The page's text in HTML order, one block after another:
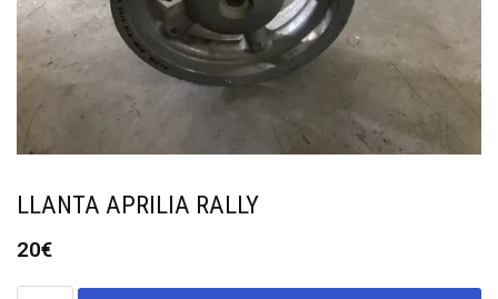
LLANTA APRILIA RALLY
20€